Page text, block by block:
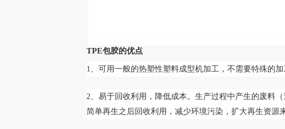
TPE包胶的优点
1、可用一般的热塑性塑料成型机加工，不需要特殊的加
2、易于回收利用，降低成本。生产过程中产生的废料
简单再生之后回收利用，减少环境污染，扩大再生资源